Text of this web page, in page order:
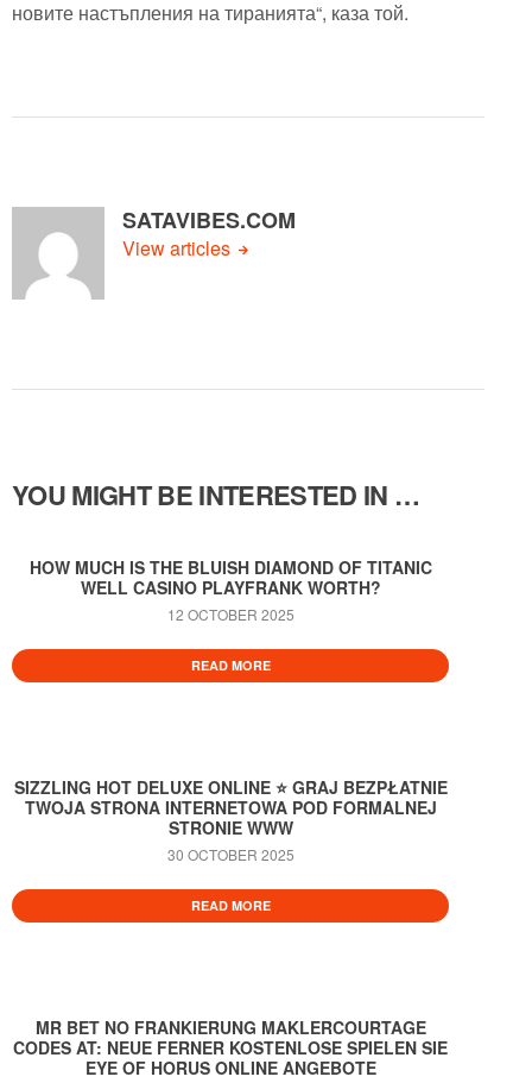
новите настъпления на тиранията“, каза той.
SATAVIBES.COM
View articles
YOU MIGHT BE INTERESTED IN …
HOW MUCH IS THE BLUISH DIAMOND OF TITANIC
WELL CASINO PLAYFRANK WORTH?
12 OCTOBER 2025
READ MORE
SIZZLING HOT DELUXE ONLINE ⭐️ GRAJ BEZPŁATNIE
TWOJA STRONA INTERNETOWA POD FORMALNEJ
STRONIE WWW
30 OCTOBER 2025
READ MORE
MR BET NO FRANKIERUNG MAKLERCOURTAGE
CODES AT: NEUE FERNER KOSTENLOSE SPIELEN SIE
EYE OF HORUS ONLINE ANGEBOTE